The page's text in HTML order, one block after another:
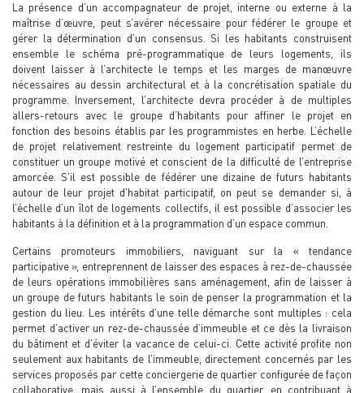
La présence d’un accompagnateur de projet, interne ou externe à la
maîtrise d’œuvre, peut s’avérer nécessaire pour fédérer le groupe et
gérer la détermination d’un consensus. Si les habitants construisent
ensemble le schéma pré-programmatique de leurs logements, ils
doivent laisser à l’architecte le temps et les marges de manœuvre
nécessaires au dessin architectural et à la concrétisation spatiale du
programme. Inversement, l’architecte devra procéder à de multiples
allers-retours avec le groupe d’habitants pour affiner le projet en
fonction des besoins établis par les programmistes en herbe. L’échelle
de projet relativement restreinte du logement participatif permet de
constituer un groupe motivé et conscient de la difficulté de l’entreprise
amorcée. S’il est possible de fédérer une dizaine de futurs habitants
autour de leur projet d’habitat participatif, on peut se demander si, à
l’échelle d’un îlot de logements collectifs, il est possible d’associer les
habitants à la définition et à la programmation d’un espace commun.
Certains promoteurs immobiliers, naviguant sur la « tendance
participative », entreprennent de laisser des espaces à rez-de-chaussée
de leurs opérations immobilières sans aménagement, afin de laisser à
un groupe de futurs habitants le soin de penser la programmation et la
gestion du lieu. Les intérêts d’une telle démarche sont multiples : cela
permet d’activer un rez-de-chaussée d’immeuble et ce dès la livraison
du bâtiment et d’éviter la vacance de celui-ci. Cette activité profite non
seulement aux habitants de l’immeuble, directement concernés par les
services proposés par cette conciergerie de quartier configurée de façon
collaborative, mais aussi à l’ensemble du quartier, en contribuant à